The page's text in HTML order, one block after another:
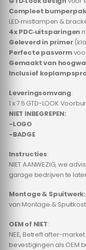
Compleet
LED‑mistlampen &
4x PDC‑uitsparingen
Geleverd in primer
Perfecte pasvorm
Gemaakt van
Inclusief
Leveringsomvang:
1 x 7.5 GTD-LOOK
NIET INBEGREPEN:
-LOGO
-BADGE
Instructies:
NIET AANWEZIG, we
garage bedrijven te
Montage & Spuitwerk:
van Montage &
OEM of NIET:
NEE, Betreft after-
bevestigingen als OEM